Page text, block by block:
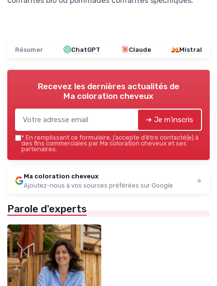
Résumer ChatGPT Claude Mistral
Recevez les dernières actualités de
Ma coloration cheveux
➔ Je m'inscris
* En remplissant ce formulaire, j’accepte d’être contacté(e) à
des fins commerciales par Ma coloration cheveux et ses
partenaires.
Ma coloration cheveux
Ajoutez-nous à vos sources préférées sur Google
Parole d'experts